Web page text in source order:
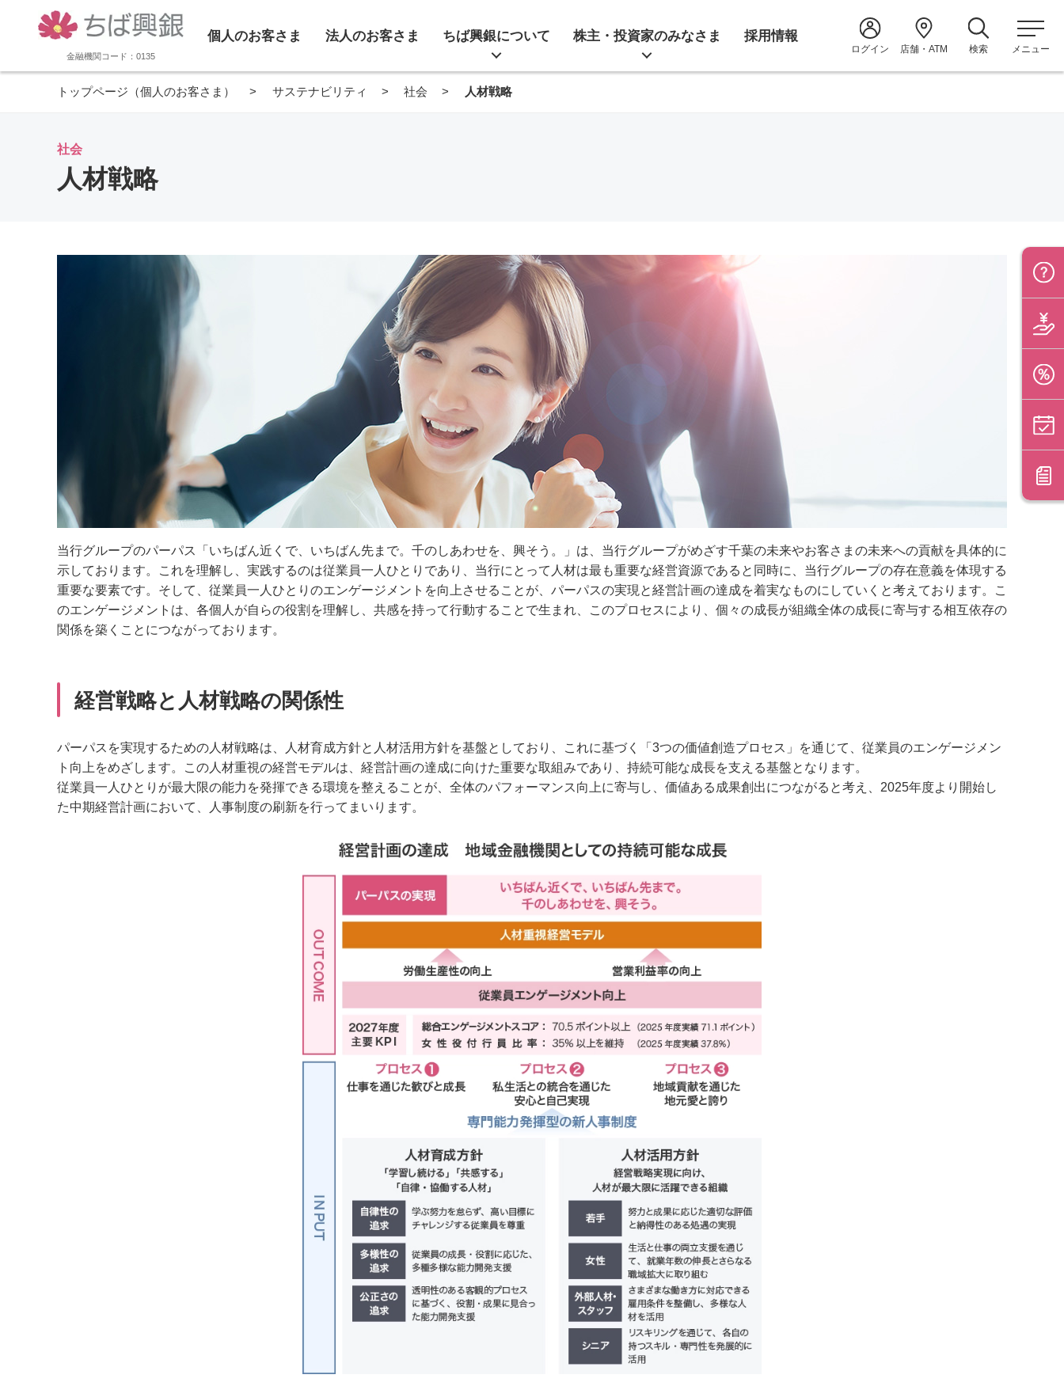
金融機関コード：0135
個人のお客さま 法人のお客さま ちば興銀について 株主・投資家のみなさま 採用情報
ログイン 店舗・ATM 検索 メニュー
トップページ（個人のお客さま） サステナビリティ 社会 人材戦略
社会
人材戦略
当行グループのパーパス「いちばん近くで、いちばん先まで。千のしあわせを、興そう。」は、当行グループがめざす千葉の未来やお客さまの未来への貢献を具体的に
示しております。これを理解し、実践するのは従業員一人ひとりであり、当行にとって人材は最も重要な経営資源であると同時に、当行グループの存在意義を体現する
重要な要素です。そして、従業員一人ひとりのエンゲージメントを向上させることが、パーパスの実現と経営計画の達成を着実なものにしていくと考えております。こ
のエンゲージメントは、各個人が自らの役割を理解し、共感を持って行動することで生まれ、このプロセスにより、個々の成長が組織全体の成長に寄与する相互依存の
関係を築くことにつながっております。
経営戦略と人材戦略の関係性
パーパスを実現するための人材戦略は、人材育成方針と人材活用方針を基盤としており、これに基づく「3つの価値創造プロセス」を通じて、従業員のエンゲージメン
ト向上をめざします。この人材重視の経営モデルは、経営計画の達成に向けた重要な取組みであり、持続可能な成長を支える基盤となります。
従業員一人ひとりが最大限の能力を発揮できる環境を整えることが、全体のパフォーマンス向上に寄与し、価値ある成果創出につながると考え、2025年度より開始し
た中期経営計画において、人事制度の刷新を行ってまいります。